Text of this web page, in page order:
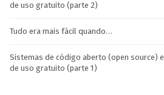
de uso gratuito (parte 2)
Tudo era mais fácil quando…
Sistemas de código aberto (open source) e
de uso gratuito (parte 1)